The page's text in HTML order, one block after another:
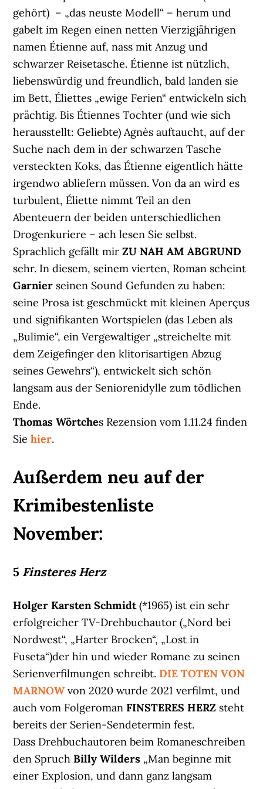
gehört) – „das neuste Modell“ – herum und
gabelt im Regen einen netten Vierzigjährigen
namen Étienne auf, nass mit Anzug und
schwarzer Reisetasche. Étienne ist nützlich,
liebenswürdig und freundlich, bald landen sie
im Bett, Éliettes „ewige Ferien“ entwickeln sich
prächtig. Bis Étiennes Tochter (und wie sich
herausstellt: Geliebte) Agnès auftaucht, auf der
Suche nach dem in der schwarzen Tasche
versteckten Koks, das Étienne eigentlich hätte
irgendwo abliefern müssen. Von da an wird es
turbulent, Éliette nimmt Teil an den
Abenteuern der beiden unterschiedlichen
Drogenkuriere – ach lesen Sie selbst.
Sprachlich gefällt mirZU NAH AM ABGRUND
sehr. In diesem, seinem vierten, Roman scheint
Garnier seinen Sound Gefunden zu haben:
seine Prosa ist geschmückt mit kleinen Aperçus
und signifikanten Wortspielen (das Leben als
„Bulimie“, ein Vergewaltiger „streichelte mit
dem Zeigefinger den klitorisartigen Abzug
seines Gewehrs“), entwickelt sich schön
langsam aus der Seniorenidylle zum tödlichen
Ende.
Thomas Wörtches Rezension vom 1.11.24 finden
Siehier.
Außerdem neu auf der
Krimibestenliste
November:
5 Finsteres Herz
Holger Karsten Schmidt(*1965) ist ein sehr
erfolgreicher TV-Drehbuchautor („Nord bei
Nordwest“, „Harter Brocken“, „Lost in
Fuseta“)der hin und wieder Romane zu seinen
Serienverfilmungen schreibt. DIE TOTEN VON
MARNOW von 2020 wurde 2021 verfilmt, und
auch vom FolgeromanFINSTERES HERZ steht
bereits der Serien-Sendetermin fest.
Dass Drehbuchautoren beim Romaneschreiben
den SpruchBilly Wilders „Man beginne mit
einer Explosion, und dann ganz langsam